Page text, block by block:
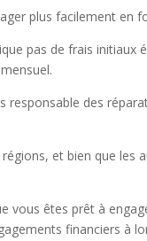
plus facilement en
pas de frais
responsable des
et bien que
êtes prêt à
financiers à